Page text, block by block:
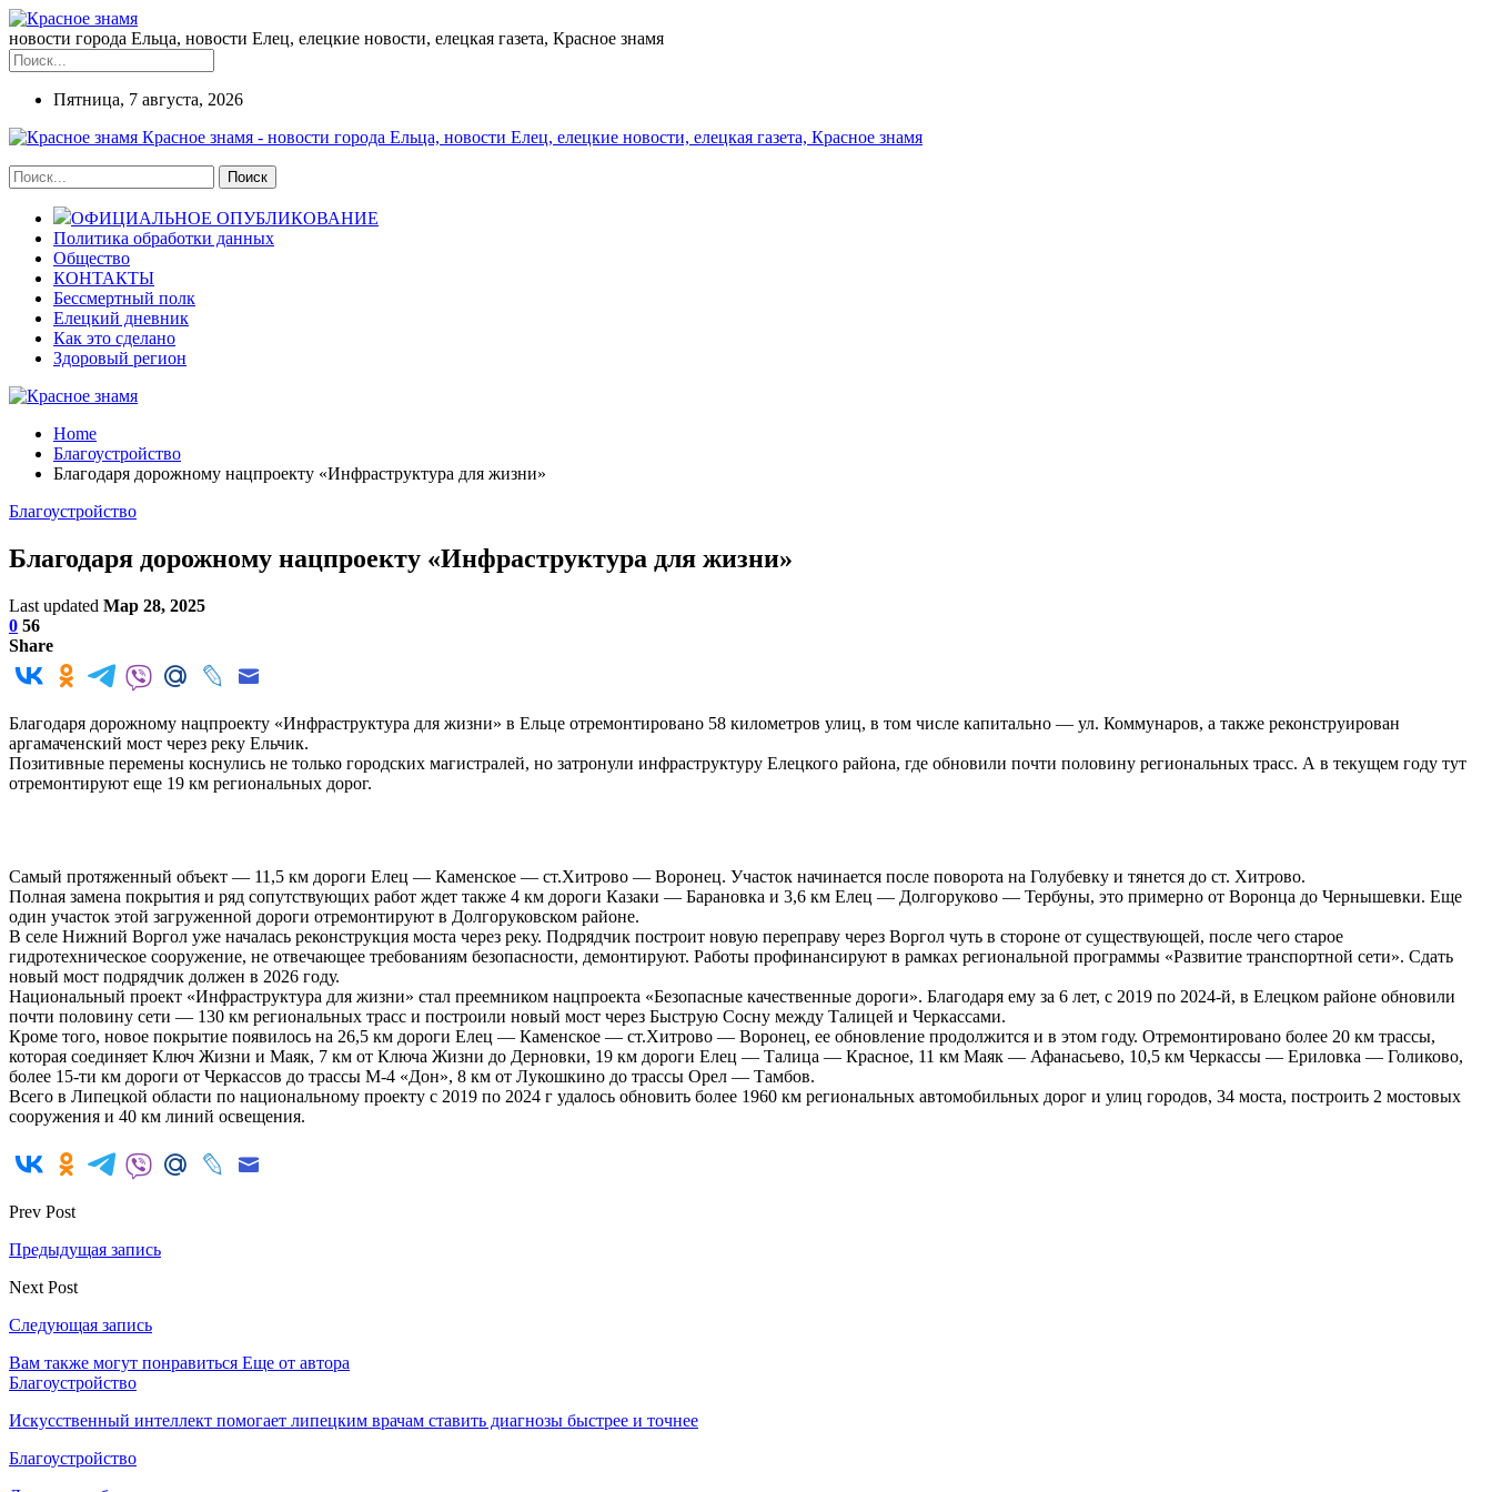
новости города Ельца, новости Елец, елецкие новости, елецкая газета, Красное знамя
Пятница, 7 августа, 2026
Красное знамя - новости города Ельца, новости Елец, елецкие новости, елецкая газета, Красное знамя
ОФИЦИАЛЬНОЕ ОПУБЛИКОВАНИЕ
Политика обработки данных
Общество
КОНТАКТЫ
Бессмертный полк
Елецкий дневник
Как это сделано
Здоровый регион
Home
Благоустройство
Благодаря дорожному нацпроекту «Инфраструктура для жизни»
Благоустройство
Благодаря дорожному нацпроекту «Инфраструктура для жизни»
Last updated Мар 28, 2025
0 56
Share
Благодаря дорожному нацпроекту «Инфраструктура для жизни» в Ельце отремонтировано 58 километров улиц, в том числе капитально — ул. Коммунаров, а также реконструирован
аргамаченский мост через реку Ельчик.
Позитивные перемены коснулись не только городских магистралей, но затронули инфраструктуру Елецкого района, где обновили почти половину региональных трасс. А в текущем году тут
отремонтируют еще 19 км региональных дорог.
Самый протяженный объект — 11,5 км дороги Елец — Каменское — ст.Хитрово — Воронец. Участок начинается после поворота на Голубевку и тянется до ст. Хитрово.
Полная замена покрытия и ряд сопутствующих работ ждет также 4 км дороги Казаки — Барановка и 3,6 км Елец — Долгоруково — Тербуны, это примерно от Воронца до Чернышевки. Еще
один участок этой загруженной дороги отремонтируют в Долгоруковском районе.
В селе Нижний Воргол уже началась реконструкция моста через реку. Подрядчик построит новую переправу через Воргол чуть в стороне от существующей, после чего старое
гидротехническое сооружение, не отвечающее требованиям безопасности, демонтируют. Работы профинансируют в рамках региональной программы «Развитие транспортной сети». Сдать
новый мост подрядчик должен в 2026 году.
Национальный проект «Инфраструктура для жизни» стал преемником нацпроекта «Безопасные качественные дороги». Благодаря ему за 6 лет, с 2019 по 2024-й, в Елецком районе обновили
почти половину сети — 130 км региональных трасс и построили новый мост через Быструю Сосну между Талицей и Черкассами.
Кроме того, новое покрытие появилось на 26,5 км дороги Елец — Каменское — ст.Хитрово — Воронец, ее обновление продолжится и в этом году. Отремонтировано более 20 км трассы,
которая соединяет Ключ Жизни и Маяк, 7 км от Ключа Жизни до Дерновки, 19 км дороги Елец — Талица — Красное, 11 км Маяк — Афанасьево, 10,5 км Черкассы — Ериловка — Голиково,
более 15-ти км дороги от Черкассов до трассы М-4 «Дон», 8 км от Лукошкино до трассы Орел — Тамбов.
Всего в Липецкой области по национальному проекту с 2019 по 2024 г удалось обновить более 1960 км региональных автомобильных дорог и улиц городов, 34 моста, построить 2 мостовых
сооружения и 40 км линий освещения.
Prev Post
Предыдущая запись
Next Post
Следующая запись
Вам также могут понравиться Еще от автора
Благоустройство
Искусственный интеллект помогает липецким врачам ставить диагнозы быстрее и точнее
Благоустройство